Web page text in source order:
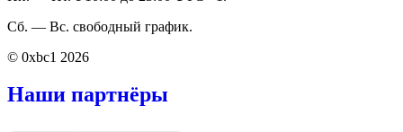
Сб. — Вс. свободный график.
© 0xbc1 2026
Наши партнёры